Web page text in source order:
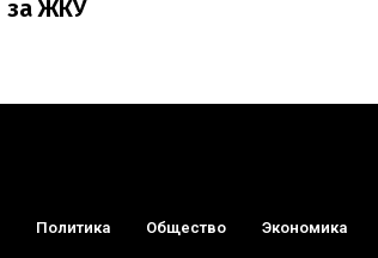
за ЖКУ
Политика Общество Экономика